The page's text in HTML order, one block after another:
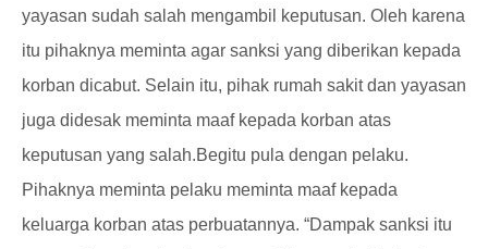
yayasan sudah salah mengambil keputusan. Oleh karena
itu pihaknya meminta agar sanksi yang diberikan kepada
korban dicabut. Selain itu, pihak rumah sakit dan yayasan
juga didesak meminta maaf kepada korban atas
keputusan yang salah.Begitu pula dengan pelaku.
Pihaknya meminta pelaku meminta maaf kepada
keluarga korban atas perbuatannya. “Dampak sanksi itu